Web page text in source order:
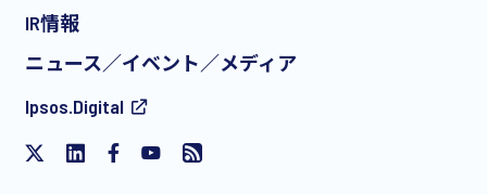
を含む、製品やサービスに関する定期的なEメール
同意します。この同意はいつでも撤回することがで
IR情報
ニュース／イベント／メディア
Ipsos.Digital